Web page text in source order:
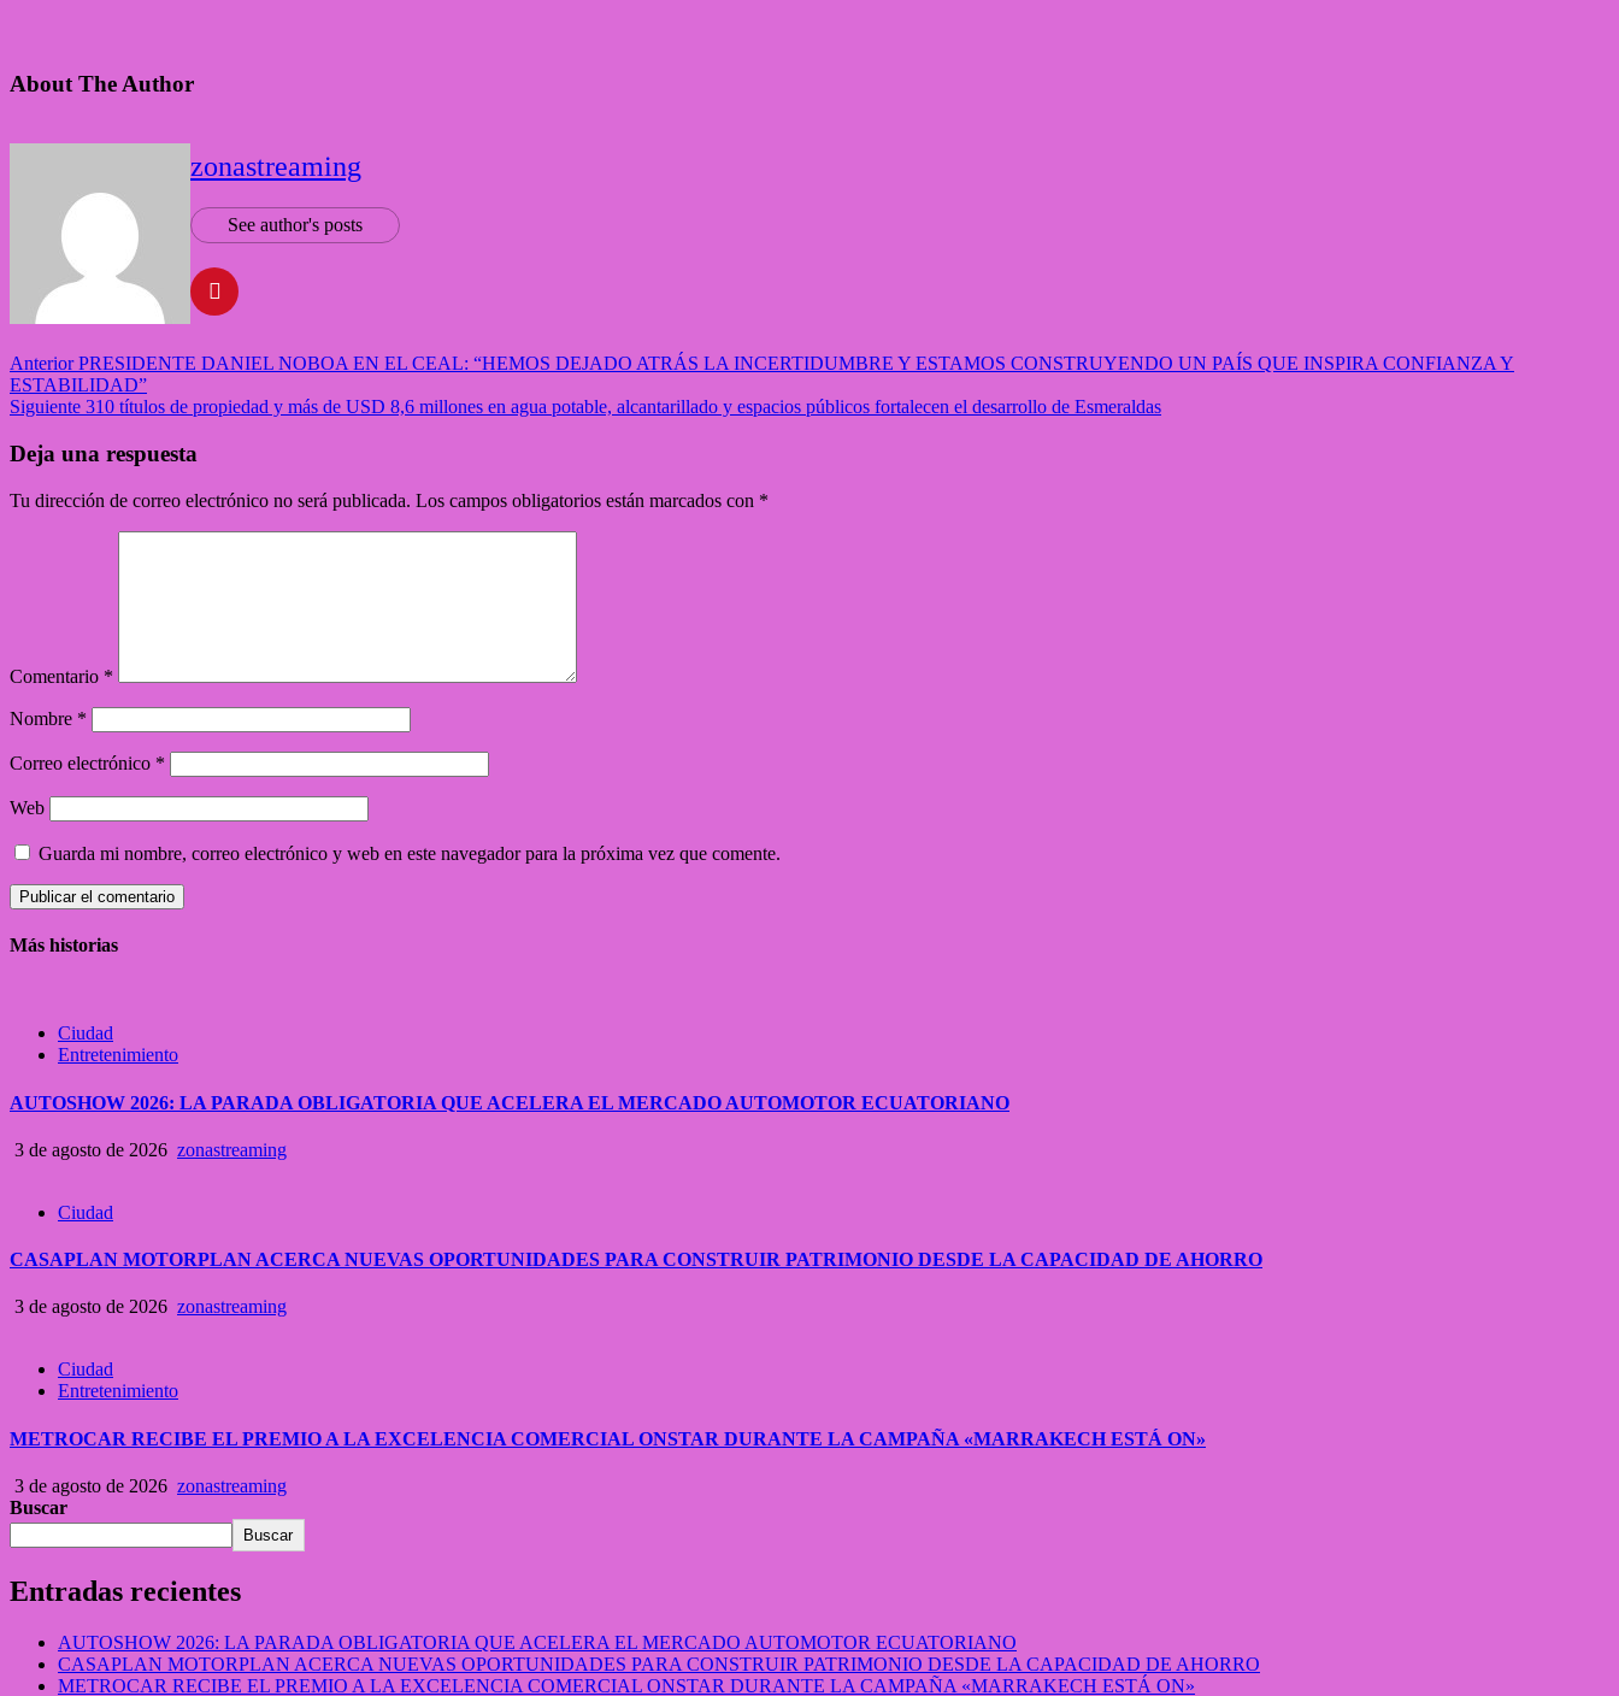
About The Author
zonastreaming
See author's posts
AnteriorPRESIDENTE DANIEL NOBOA EN EL CEAL: “HEMOS DEJADO ATRÁS LA INCERTIDUMBRE Y ESTAMOS CONSTRUYENDO UN PAÍS QUE INSPIRA CONFIANZA Y
ESTABILIDAD”
Siguiente 310 títulos de propiedad y más de USD 8,6 millones en agua potable, alcantarillado y espacios públicos fortalecen el desarrollo de Esmeraldas
Deja una respuesta
Tu dirección de correo electrónico no será publicada. Los campos obligatorios están marcados con *
Comentario *
Nombre *
Correo electrónico *
Web
Guarda mi nombre, correo electrónico y web en este navegador para la próxima vez que comente.
Más historias
Ciudad
Entretenimiento
AUTOSHOW 2026: LA PARADA OBLIGATORIA QUE ACELERA EL MERCADO AUTOMOTOR ECUATORIANO
3 de agosto de 2026 zonastreaming
Ciudad
CASAPLAN MOTORPLAN ACERCA NUEVAS OPORTUNIDADES PARA CONSTRUIR PATRIMONIO DESDE LA CAPACIDAD DE AHORRO
3 de agosto de 2026 zonastreaming
Ciudad
Entretenimiento
METROCAR RECIBE EL PREMIO A LA EXCELENCIA COMERCIAL ONSTAR DURANTE LA CAMPAÑA «MARRAKECH ESTÁ ON»
3 de agosto de 2026 zonastreaming
Buscar
Buscar
Entradas recientes
AUTOSHOW 2026: LA PARADA OBLIGATORIA QUE ACELERA EL MERCADO AUTOMOTOR ECUATORIANO
CASAPLAN MOTORPLAN ACERCA NUEVAS OPORTUNIDADES PARA CONSTRUIR PATRIMONIO DESDE LA CAPACIDAD DE AHORRO
METROCAR RECIBE EL PREMIO A LA EXCELENCIA COMERCIAL ONSTAR DURANTE LA CAMPAÑA «MARRAKECH ESTÁ ON»